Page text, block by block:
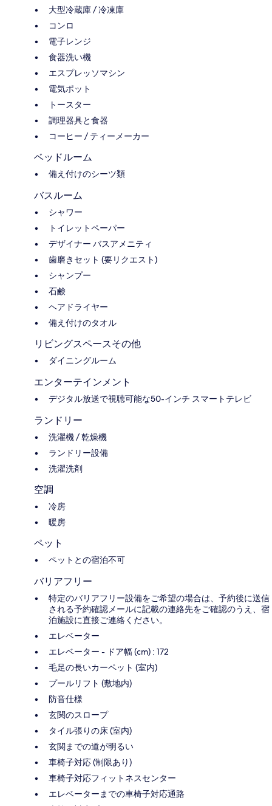
大型冷蔵庫 / 冷凍庫
コンロ
電子レンジ
食器洗い機
エスプレッソマシン
電気ポット
トースター
調理器具と食器
コーヒー / ティーメーカー
ベッドルーム
備え付けのシーツ類
バスルーム
シャワー
トイレットペーパー
デザイナー バスアメニティ
歯磨きセット (要リクエスト)
シャンプー
石鹸
ヘアドライヤー
備え付けのタオル
リビングスペースその他
ダイニングルーム
エンターテインメント
デジタル放送で視聴可能な50-インチ スマートテレビ
ランドリー
洗濯機 / 乾燥機
ランドリー設備
洗濯洗剤
空調
冷房
暖房
ペット
ペットとの宿泊不可
バリアフリー
特定のバリアフリー設備をご希望の場合は、予約後に送信
される予約確認メールに記載の連絡先をご確認のうえ、宿
泊施設に直接ご連絡ください。
エレベーター
エレベーター - ドア幅 (cm) : 172
毛足の長いカーペット (室内)
プールリフト (敷地内)
防音仕様
玄関のスロープ
タイル張りの床 (室内)
玄関までの道が明るい
車椅子対応 (制限あり)
車椅子対応フィットネスセンター
エレベーターまでの車椅子対応通路